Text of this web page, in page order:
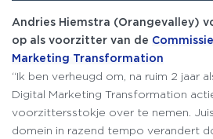
Andries Hiemstra (Orangevalley)
op als voorzitter van de
Marketing Transformation
“Ik ben verheugd om, na ruim 2 jaar
Digital Marketing Transformation
voorzittersstokje over te nemen.
domein in razend tempo verandert